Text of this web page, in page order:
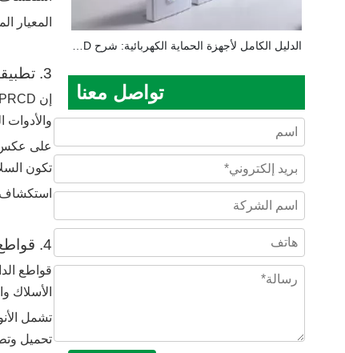
المعيار
3. تطبيقات PRCD (جهاز التيار المتبقي المحمول).
والأدوات
تكون
استكشاف
4. قواطع الدائرة: الحماية الأساسية للأنظمة الكهربائية
قواطع
الأسلاك
تحميل
تواصل معنا